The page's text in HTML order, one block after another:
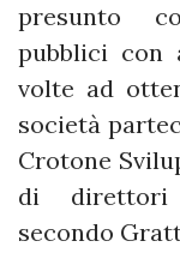
presunto
pubblici con
volte ad
società
Crotone
di direttori
secondo